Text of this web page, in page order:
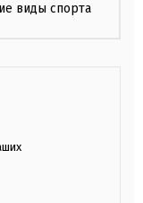
виды спорта